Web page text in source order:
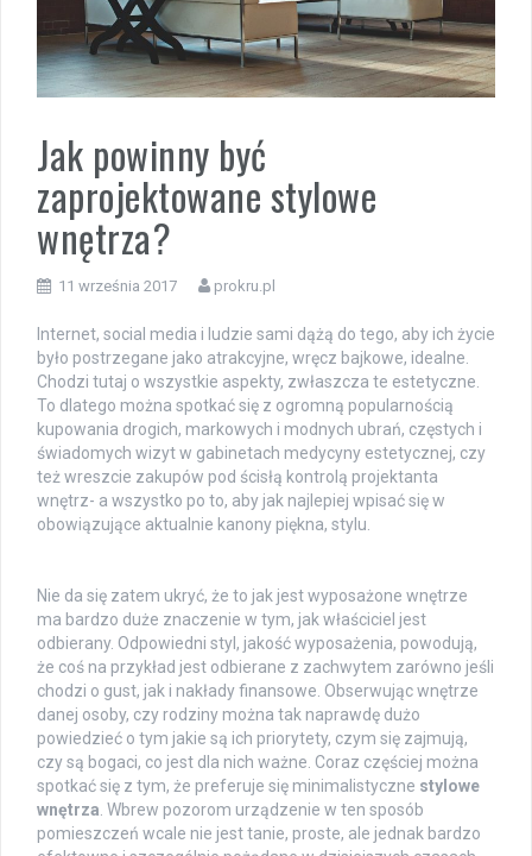
Jak powinny być
zaprojektowane stylowe
wnętrza?
11 września 2017 prokru.pl
Internet, social media i ludzie sami dążą do tego, aby ich życie
było postrzegane jako atrakcyjne, wręcz bajkowe, idealne.
Chodzi tutaj o wszystkie aspekty, zwłaszcza te estetyczne.
To dlatego można spotkać się z ogromną popularnością
kupowania drogich, markowych i modnych ubrań, częstych i
świadomych wizyt w gabinetach medycyny estetycznej, czy
też wreszcie zakupów pod ścisłą kontrolą projektanta
wnętrz- a wszystko po to, aby jak najlepiej wpisać się w
obowiązujące aktualnie kanony piękna, stylu.
Nie da się zatem ukryć, że to jak jest wyposażone wnętrze
ma bardzo duże znaczenie w tym, jak właściciel jest
odbierany. Odpowiedni styl, jakość wyposażenia, powodują,
że coś na przykład jest odbierane z zachwytem zarówno jeśli
chodzi o gust, jak i nakłady finansowe. Obserwując wnętrze
danej osoby, czy rodziny można tak naprawdę dużo
powiedzieć o tym jakie są ich priorytety, czym się zajmują,
czy są bogaci, co jest dla nich ważne. Coraz częściej można
spotkać się z tym, że preferuje się minimalistyczne stylowe
wnętrza. Wbrew pozorom urządzenie w ten sposób
pomieszczeń wcale nie jest tanie, proste, ale jednak bardzo